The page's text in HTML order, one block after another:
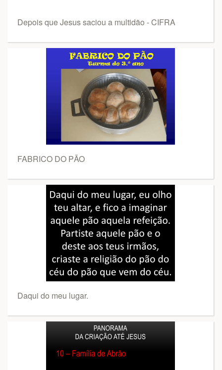
Depois que Jesus saciou a multidão - CIFRA
FABRICO DO PÃO
Daqui do meu lugar.